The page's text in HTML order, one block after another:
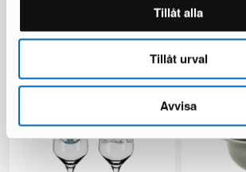
Tillåt alla
Tillåt urval
Avvisa
Raawii Omar 02 skål Smoke
4 i lager ·
Ritzenhoff
glas, set om
11 i lager ·
14 €